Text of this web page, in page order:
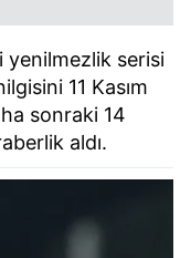
yenilmezlik serisi
11 Kasım
sonraki 14
aldı.